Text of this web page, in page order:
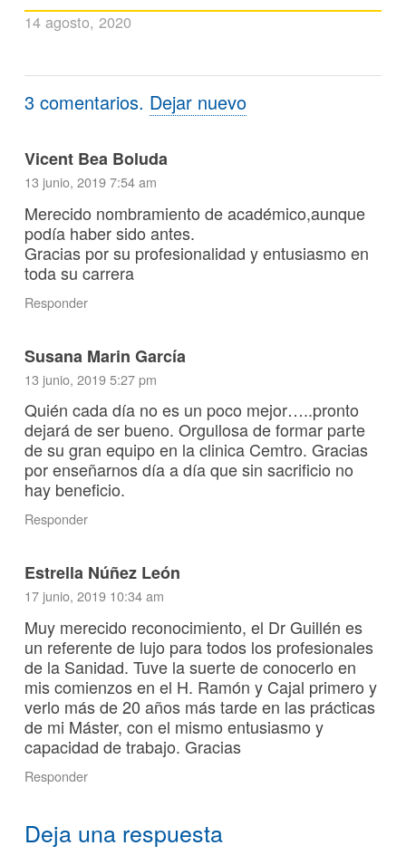
14 agosto, 2020
3 comentarios. Dejar nuevo
Vicent Bea Boluda
13 junio, 2019 7:54 am
Merecido nombramiento de académico,aunque
podía haber sido antes.
Gracias por su profesionalidad y entusiasmo en
toda su carrera
Responder
Susana Marin García
13 junio, 2019 5:27 pm
Quién cada día no es un poco mejor…..pronto
dejará de ser bueno. Orgullosa de formar parte
de su gran equipo en la clinica Cemtro. Gracias
por enseñarnos día a día que sin sacrificio no
hay beneficio.
Responder
Estrella Núñez León
17 junio, 2019 10:34 am
Muy merecido reconocimiento, el Dr Guillén es
un referente de lujo para todos los profesionales
de la Sanidad. Tuve la suerte de conocerlo en
mis comienzos en el H. Ramón y Cajal primero y
verlo más de 20 años más tarde en las prácticas
de mi Máster, con el mismo entusiasmo y
capacidad de trabajo. Gracias
Responder
Deja una respuesta